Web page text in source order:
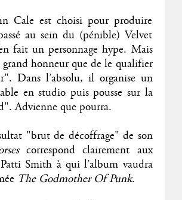
Cale est choisi pour produire
au sein du (pénible) Velvet
fait un personnage hype. Mais
grand honneur que de le qualifier
Dans l’absolu, il organise un
en studio puis pousse sur la
Advienne que pourra.
"brut de décoffrage" de son
correspond clairement aux
Smith à qui l’album vaudra
The Godmother Of Punk.